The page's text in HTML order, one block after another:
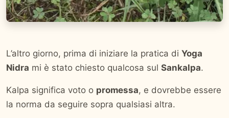
L’altro giorno, prima di iniziare la pratica di Yoga
Nidra mi è stato chiesto qualcosa sul Sankalpa.
Kalpa significa voto o promessa, e dovrebbe essere
la norma da seguire sopra qualsiasi altra.